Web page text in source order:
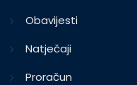
Obavijesti
Natječaji
Proračun